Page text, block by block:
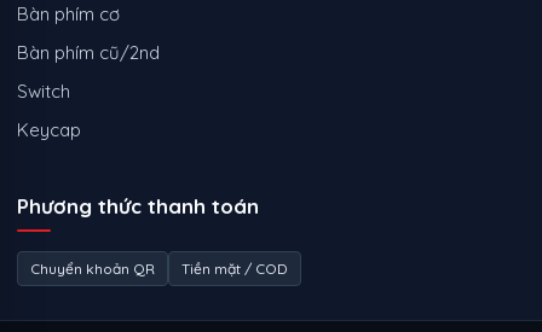
Bàn phím cơ
Bàn phím cũ/2nd
Switch
Keycap
Phương thức thanh toán
Chuyển khoản QR Tiền mặt / COD